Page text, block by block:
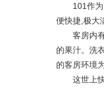
101作为台
便快捷,极大
客房内有
的果汁。洗
的客房环境
这世上快